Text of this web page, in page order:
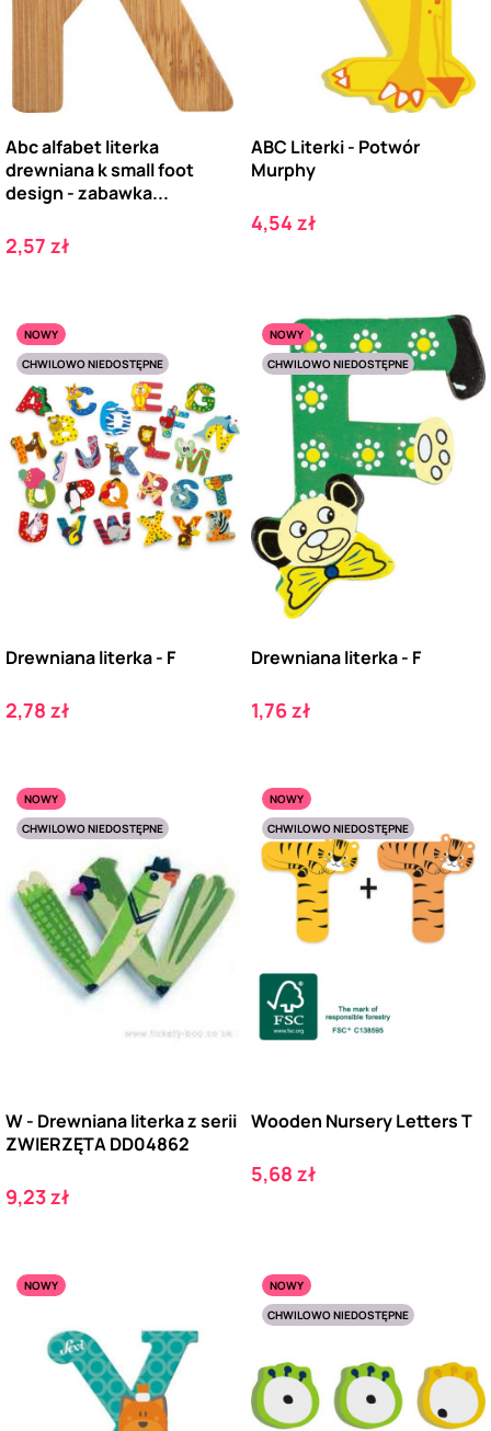
Abc alfabet literka
drewniana k small foot
design - zabawka...
Cena
2,57 zł
ABC Literki - Potwór
Murphy
Cena
4,54 zł
NOWY
CHWILOWO NIEDOSTĘPNE
Drewniana literka - F
Cena
2,78 zł
NOWY
CHWILOWO NIEDOSTĘPNE
Drewniana literka - F
Cena
1,76 zł
NOWY
CHWILOWO NIEDOSTĘPNE
W - Drewniana literka z serii
ZWIERZĘTA DD04862
Cena
9,23 zł
NOWY
CHWILOWO NIEDOSTĘPNE
Wooden Nursery Letters T
Cena
5,68 zł
NOWY
NOWY
CHWILOWO NIEDOSTĘPNE